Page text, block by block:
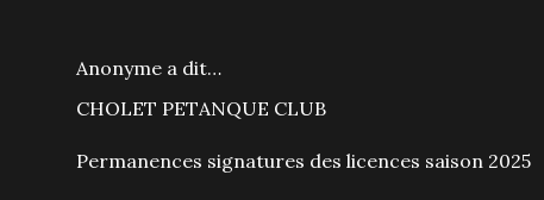
Anonyme a dit…
CHOLET PETANQUE CLUB
Permanences signatures des licences saison 2025